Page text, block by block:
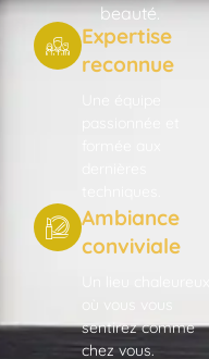
beauté.
Expertise
reconnue
Ambiance
conviviale
sentirez comme
chez vous.